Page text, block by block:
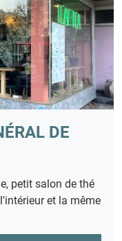
DE
petit salon de thé
et la même